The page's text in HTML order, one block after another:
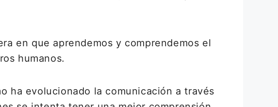
en que aprendemos y comprendemos el
humanos.
ha evolucionado la comunicación a través